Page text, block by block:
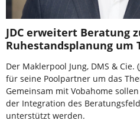
JDC erweitert Beratung
Ruhestandsplanung um
Der Maklerpool Jung, DMS & Cie.
für seine Poolpartner um das
Gemeinsam mit Vobahome
der Integration des
unterstützt werden.